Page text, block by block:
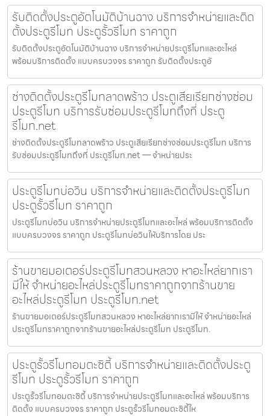
รับติดตั้งประตูอัตโนมัติบ้านฉาง บริการจำหน่ายและติด
ตั้งประตูรีโมท ประตูรั้วรีโมท ราคาถูก
รับติดตั้งประตูอัตโนมัติบ้านฉาง บริการจำหน่ายประตูรีโมทและอะไหล่
พร้อมบริการติดตั้ง แบบครบวงจร ราคาถูก รับติดตั้งประตูอั
ช่างติดตั้งประตูรีโมทลาดพร้าว ประตูเสียเรียกช่างซ่อม
ประตูรีโมท บริการรับซ่อมประตูรีโมทถึงที่ ประตู
รีโมท.net
ช่างติดตั้งประตูรีโมทลาดพร้าว ประตูเสียเรียกช่างซ่อมประตูรีโมท บริการ
รับซ่อมประตูรีโมทถึงที่ ประตูรีโมท.net — จำหน่ายประ
ประตูรีโมทบ่อวิน บริการจำหน่ายและติดตั้งประตูรีโมท
ประตูรั้วรีโมท ราคาถูก
ประตูรีโมทบ่อวิน บริการจำหน่ายประตูรีโมทและอะไหล่ พร้อมบริการติดตั้ง
แบบครบวงจร ราคาถูก ประตูรีโมทบ่อวินให้บริการโดย ประ
ร้านขายมอเตอร์ประตูรีโมทสวนหลวง หาอะไหล่ยากเรา
มีให้ จำหน่ายอะไหล่ประตูรีโมทราคาถูกจากร้านขาย
อะไหล่ประตูรีโมท ประตูรีโมท.net
ร้านขายมอเตอร์ประตูรีโมทสวนหลวง หาอะไหล่ยากเรามีให้ จำหน่ายอะไหล่
ประตูรีโมทราคาถูกจากร้านขายอะไหล่ประตูรีโมท ประตูรีโมท.
ประตูรั้วรีโมทอมตะซิตี้ บริการจำหน่ายและติดตั้งประตู
รีโมท ประตูรั้วรีโมท ราคาถูก
ประตูรั้วรีโมทอมตะซิตี้ บริการจำหน่ายประตูรีโมทและอะไหล่ พร้อมบริการ
ติดตั้ง แบบครบวงจร ราคาถูก ประตูรั้วรีโมทอมตะซิตี้ให